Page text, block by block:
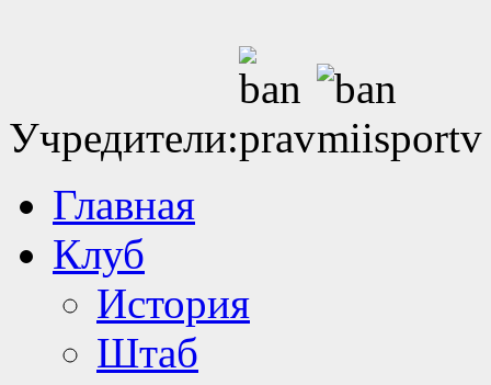
Учредители:
Главная
Клуб
История
Штаб